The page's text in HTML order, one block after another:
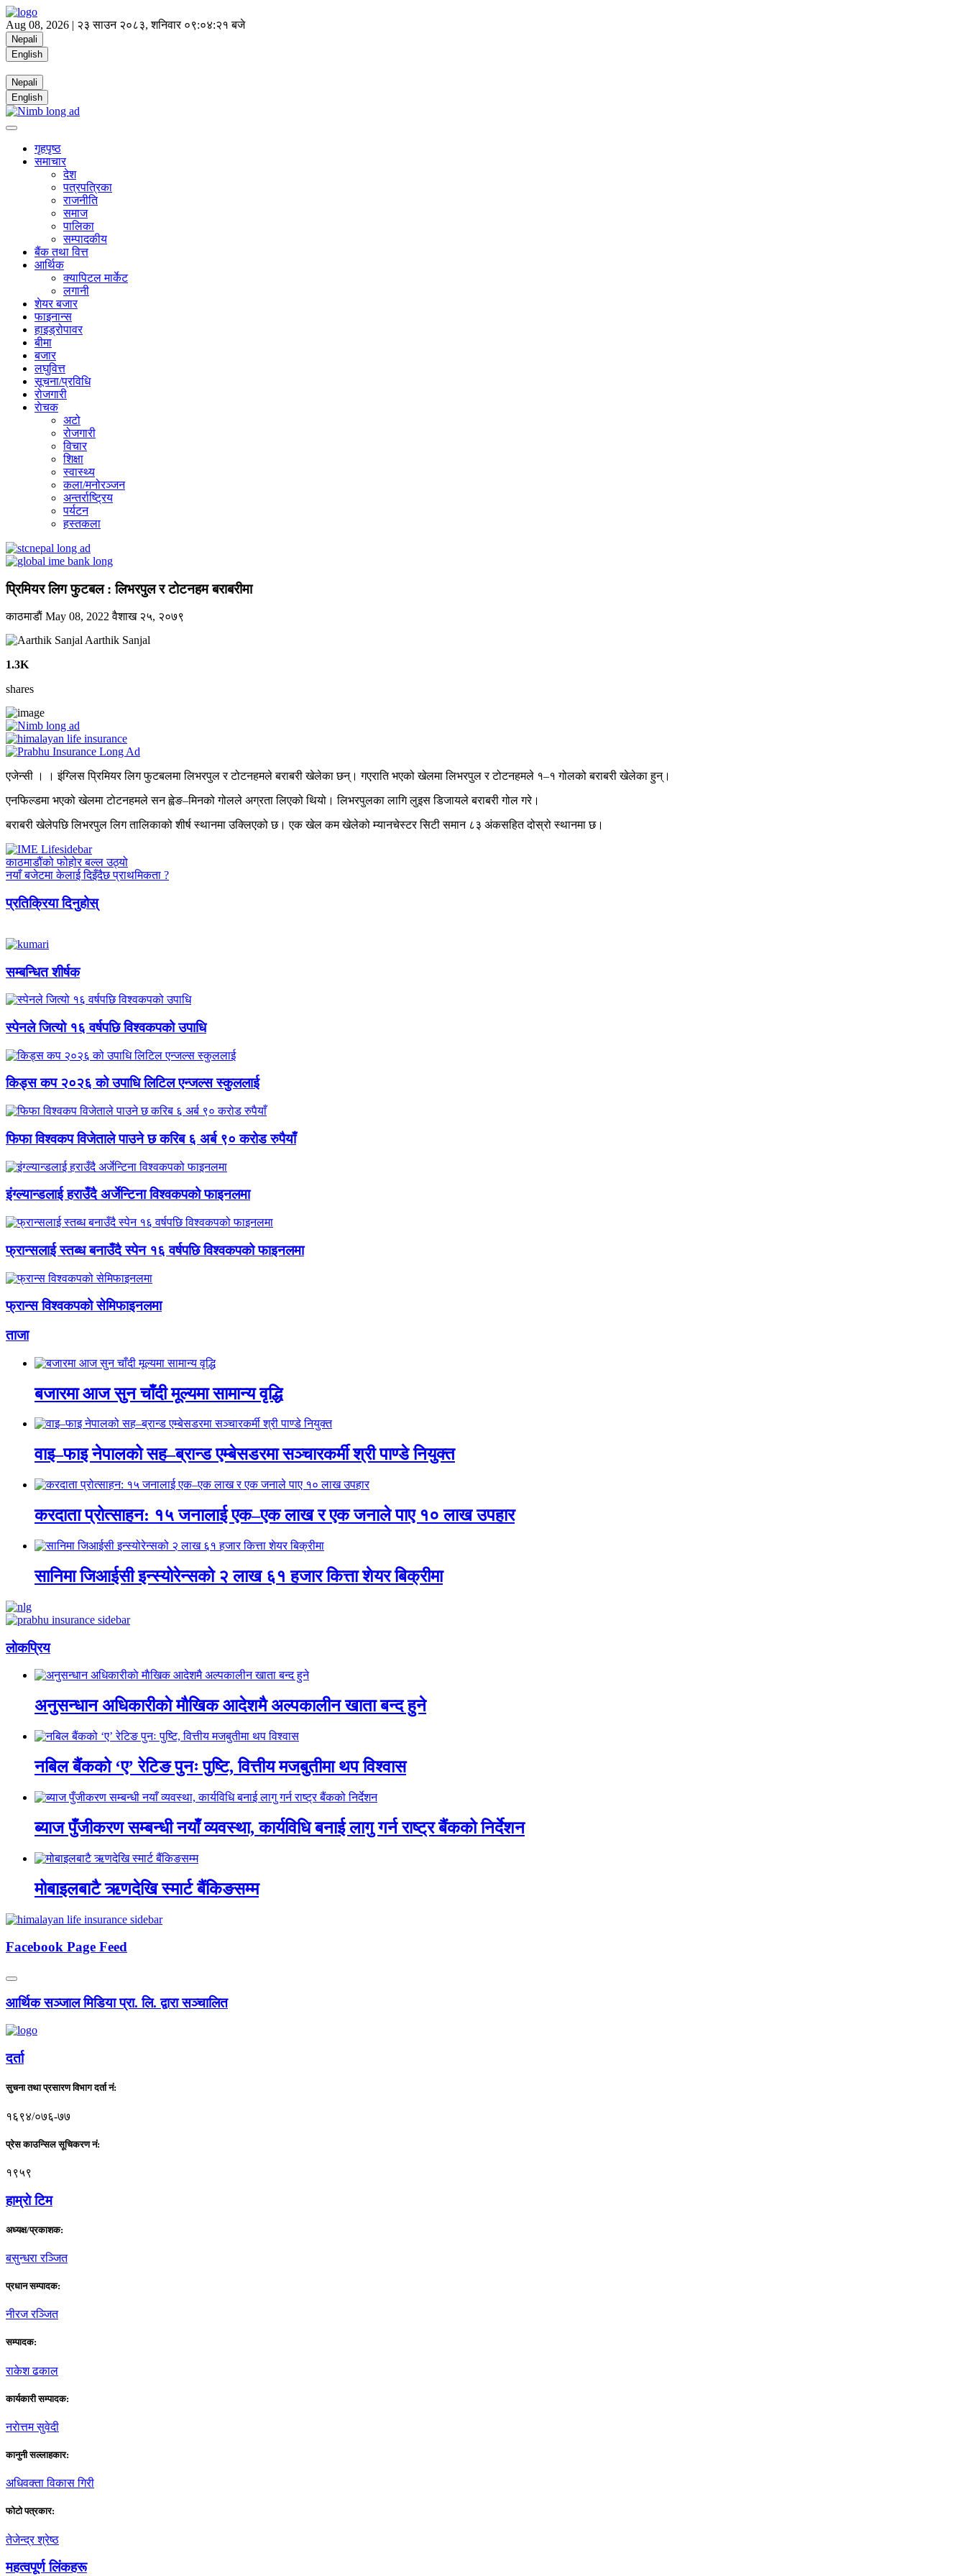
Aug 08, 2026 | २३ साउन २०८३, शनिवार ०९:०४:२२ बजे
Nepali
English
Nepali
English
गृहपृष्ठ
समाचार
देश
पत्रपत्रिका
राजनीति
समाज
पालिका
सम्पादकीय
बैंक तथा वित्त
आर्थिक
क्यापिटल मार्केट
लगानी
शेयर बजार
फाइनान्स
हाइड्रोपावर
बीमा
बजार
लघुवित्त
सूचना/प्रविधि
रोजगारी
राेचक
अटो
रोजगारी
विचार
शिक्षा
स्वास्थ्य
कला/मनोरञ्जन
अन्तर्राष्ट्रिय
पर्यटन
हस्तकला
प्रिमियर लिग फुटबल : लिभरपुल र टोटनहम बराबरीमा
काठमाडाैं May 08, 2022वैशाख २५, २०७९
Aarthik Sanjal
1.3K
shares
एजेन्सी । । इंग्लिस प्रिमियर लिग फुटबलमा लिभरपुल र टोटनहमले बराबरी खेलेका छन्। गएराति भएको खेलमा लिभरपुल र टोटनहमले १–१ गोलको बराबरी खेलेका हुन्।
एनफिल्डमा भएको खेलमा टोटनहमले सन ह्वेङ–मिनको गोलले अग्रता लिएको थियो। लिभरपुलका लागि लुइस डिजायले बराबरी गोल गरे।
बराबरी खेलेपछि लिभरपुल लिग तालिकाको शीर्ष स्थानमा उक्लिएको छ। एक खेल कम खेलेको म्यानचेस्टर सिटी समान ८३ अंकसहित दोस्रो स्थानमा छ।
काठमाडौंको फोहोर बल्ल उठ्यो
नयाँ बजेटमा केलाई दिइँदैछ प्राथमिकता ?
प्रतिक्रिया दिनुहोस्
सम्बन्धित शीर्षक
स्पेनले जित्यो १६ वर्षपछि विश्वकपको उपाधि
किड्स कप २०२६ को उपाधि लिटिल एन्जल्स स्कुललाई
फिफा विश्वकप विजेताले पाउने छ करिब ६ अर्ब ९० करोड रुपैयाँ
इंग्ल्यान्डलाई हराउँदै अर्जेन्टिना विश्वकपको फाइनलमा
फ्रान्सलाई स्तब्ध बनाउँदै स्पेन १६ वर्षपछि विश्वकपको फाइनलमा
फ्रान्स विश्वकपको सेमिफाइनलमा
ताजा
बजारमा आज सुन चाँदी मूल्यमा सामान्य वृद्धि
वाइ–फाइ नेपालको सह–ब्रान्ड एम्बेसडरमा सञ्चारकर्मी श्री पाण्डे नियुक्त
करदाता प्रोत्साहन: १५ जनालाई एक–एक लाख र एक जनाले पाए १० लाख उपहार
सानिमा जिआईसी इन्स्योरेन्सको २ लाख ६१ हजार कित्ता शेयर बिक्रीमा
लाेकप्रिय
अनुसन्धान अधिकारीकाे माैखिक आदेशमै अल्पकालीन खाता बन्द हुने
नबिल बैंकको ‘ए’ रेटिङ पुनः पुष्टि, वित्तीय मजबुतीमा थप विश्वास
ब्याज पुँजीकरण सम्बन्धी नयाँ व्यवस्था, कार्यविधि बनाई लागु गर्न राष्ट्र बैंकको निर्देशन
मोबाइलबाटै ऋणदेखि स्मार्ट बैंकिङसम्म
Facebook Page Feed
आर्थिक सञ्जाल मिडिया प्रा. लि. द्वारा सञ्चालित
दर्ता
सुचना तथा प्रसारण विभाग दर्ता नं:
१६९४/०७६-७७
प्रेस काउन्सिल सूचिकरण नं:
१९५९
हाम्राे टिम
अध्यक्ष/प्रकाशक:
बसुन्धरा रञ्जित
प्रधान सम्पादक:
नीरज रञ्जित
सम्पादक:
राकेश ढकाल
कार्यकारी सम्पादक:
नराेत्तम सुवेदी
कानुनी सल्लाहकार:
अधिवक्ता विकास गिरी
फाेटाे पत्रकार:
तेजेन्द्र श्रेष्ठ
महत्वपूर्ण लिंकहरू